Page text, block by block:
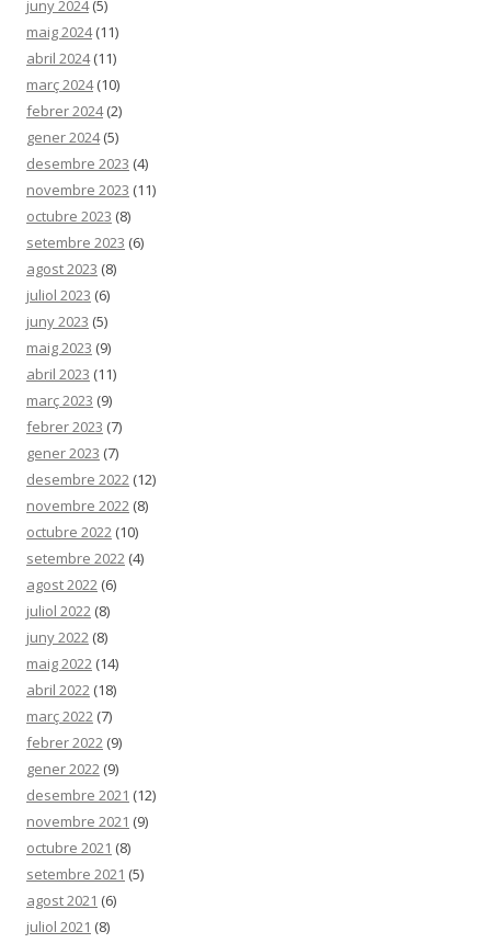
juny 2024(5)
maig 2024(11)
abril 2024(11)
març 2024(10)
febrer 2024(2)
gener 2024(5)
desembre 2023 (4)
novembre 2023 (11)
octubre 2023 (8)
setembre 2023 (6)
agost 2023 (8)
juliol 2023 (6)
juny 2023 (5)
maig 2023 (9)
abril 2023 (11)
març 2023 (9)
febrer 2023 (7)
gener 2023 (7)
desembre 2022 (12)
novembre 2022 (8)
octubre 2022 (10)
setembre 2022 (4)
agost 2022 (6)
juliol 2022 (8)
juny 2022 (8)
maig 2022 (14)
abril 2022 (18)
març 2022 (7)
febrer 2022 (9)
gener 2022 (9)
desembre 2021 (12)
novembre 2021 (9)
octubre 2021 (8)
setembre 2021 (5)
agost 2021 (6)
juliol 2021 (8)